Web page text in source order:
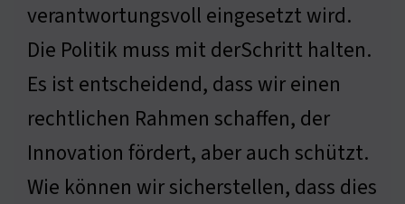
verantwortungsvoll eingesetzt wird.
Die Politik muss mit derSchritt halten.
Es ist entscheidend, dass wir einen
rechtlichen Rahmen schaffen, der
Innovation fördert, aber auch schützt.
Wie können wir sicherstellen, dass dies